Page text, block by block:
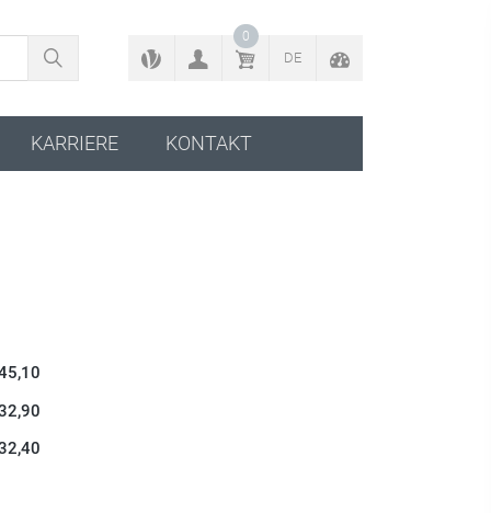
ZURÜCK ZUM KONFIGURATOR
0
DE
KARRIERE KONTAKT